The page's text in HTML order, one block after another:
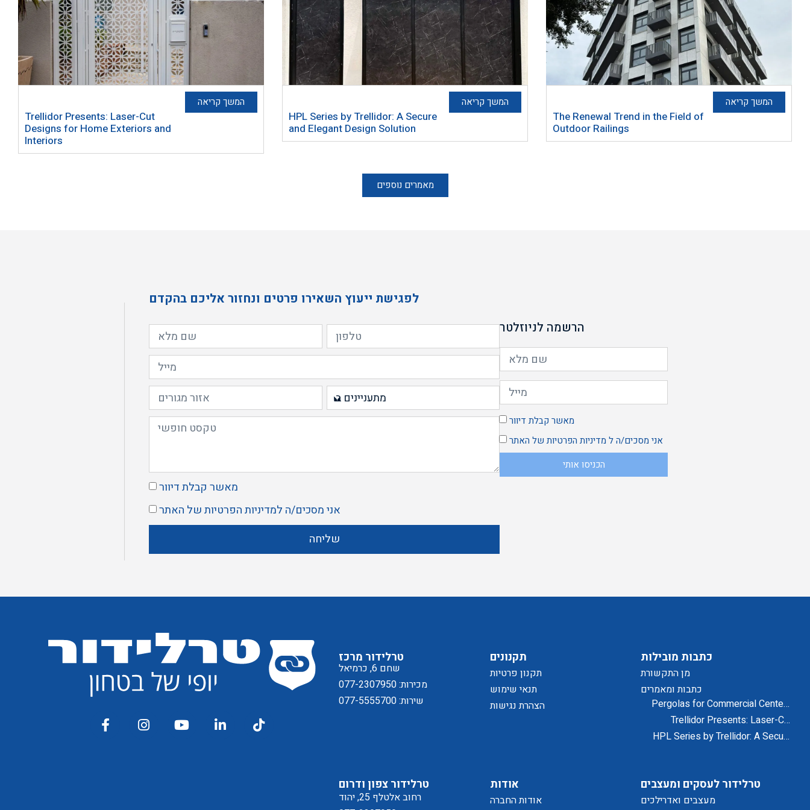
Trellidor Presents: Laser-Cut
Designs for Home Exteriors and
Interiors
המשך קריאה
HPL Series by Trellidor: A Secure
and Elegant Design Solution
המשך קריאה
The Renewal Trend in the Field of
Outdoor Railings
המשך קריאה
מאמרים נוספים
לפגישת ייעוץ השאירו פרטים ונחזור אליכם בהקדם
מאשר קבלת דיוור
אני מסכים/ה למדיניות הפרטיותשל האתר
שליחה
הרשמה לניוזלטר
מאשר קבלת דיוור
אני מסכים/ה ל מדיניות הפרטיותשל האתר
הכניסו אותי
טרלידור מרכז
שחם 6, כרמיאל
מכירות: 077-2307950
שירות: 077-5555700
תקנונים
תקנון פרטיות
תנאי שימוש
הצהרת נגישות
כתבות מובילות
מן התקשורת
כתבות ומאמרים
Pergolas for Commercial Centers
and Residential Projects
Trellidor Presents: Laser-Cut
Designs for Home Exteriors and
Interiors
HPL Series by Trellidor: A Secure
טרלידור צפון ודרום
רחוב אלטלף 25, יהוד
אודות
אודות החברה
טרלידור לעסקים ומעצבים
מעצבים ואדרילכים